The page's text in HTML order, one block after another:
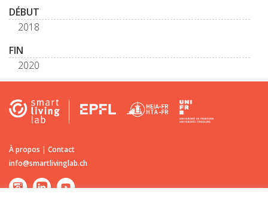
DÉBUT
2018
FIN
2020
À propos | Contact
info@smartlivinglab.ch